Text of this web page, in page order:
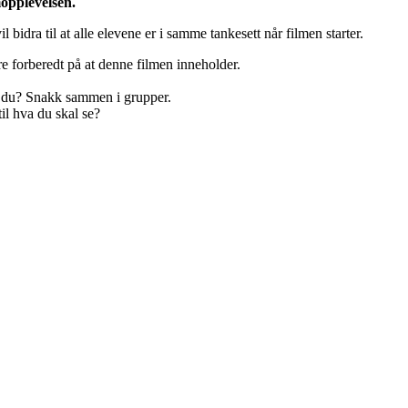
til at alle elevene er i samme tankesett når filmen starter.
forberedt på at denne filmen inneholder.
Snakk sammen i grupper.
hva du skal se?